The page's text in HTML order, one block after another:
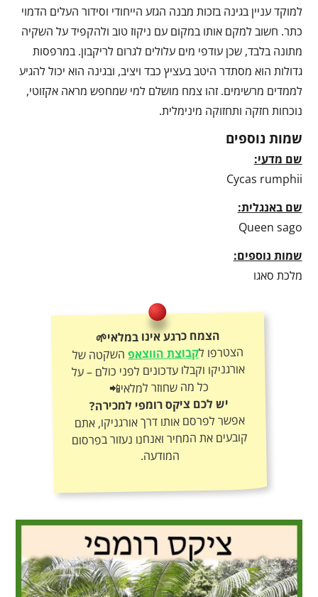
למוקד עניין בגינה בזכות מבנה הגזע הייחודי וסידור העלים הדמוי
כתר. חשוב למקם אותו במקום עם ניקוז טוב ולהקפיד על השקיה
מתונה בלבד, שכן עודפי מים עלולים לגרום לריקבון. במרפסות
גדולות הוא מסתדר היטב בעציץ כבד ויציב, ובגינה הוא יכול להגיע
לממדים מרשימים. זהו צמח מושלם למי שמחפש מראה אקזוטי,
נוכחות חזקה ותחזוקה מינימלית.
שמות נוספים
שם מדעי:
Cycas rumphii
שם באנגלית:
Queen sago
שמות נוספים:
מלכת סאגו
הצמח כרגע אינו במלאי🌱
הצטרפו לקבוצת הווצאפהשקטה של
אורגניקו וקבלו עדכונים לפני כולם – על
כל מה שחוזר למלאי📲
יש לכם ציקס רומפי למכירה?
אפשר לפרסם אותו דרך אורגניקו, אתם
קובעים את המחיר ואנחנו נעזור בפרסום
המודעה.